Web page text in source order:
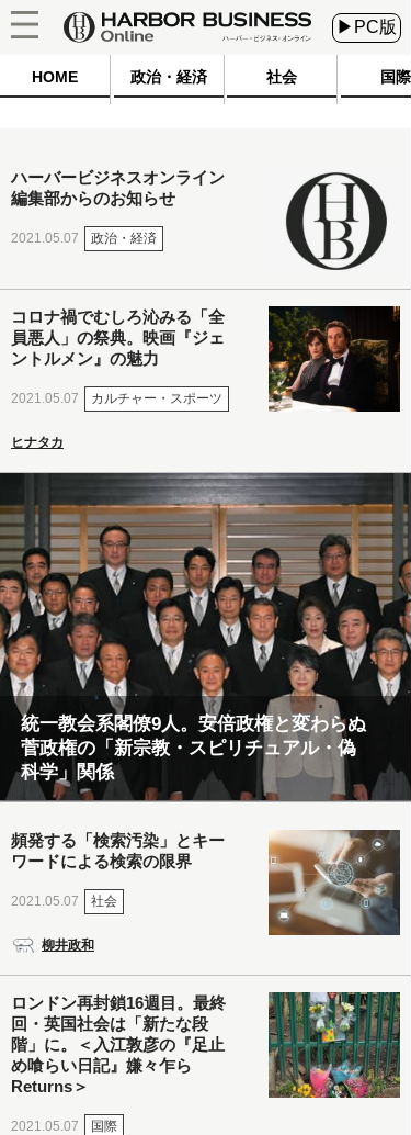
▶PC版
HOME 政治・経済 社会 国際
ハーバービジネスオンライン
編集部からのお知らせ
2021.05.07 政治・経済
コロナ禍でむしろ沁みる「全
員悪人」の祭典。映画『ジェ
ントルメン』の魅力
2021.05.07 カルチャー・スポーツ
ヒナタカ
統一教会系閣僚9人。安倍政権と変わらぬ
菅政権の「新宗教・スピリチュアル・偽
科学」関係
頻発する「検索汚染」とキー
ワードによる検索の限界
2021.05.07 社会
柳井政和
ロンドン再封鎖16週目。最終
回・英国社会は「新たな段
階」に。＜入江敦彦の『足止
め喰らい日記』嫌々乍ら
Returns＞
2021.05.07 国際